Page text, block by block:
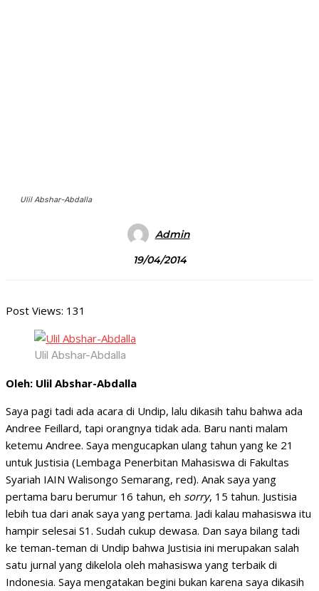
Ulil Abshar-Abdalla
Admin
19/04/2014
Post Views: 131
Ulil Abshar-Abdalla
Oleh: Ulil Abshar-Abdalla
Saya pagi tadi ada acara di Undip, lalu dikasih tahu bahwa ada
Andree Feillard, tapi orangnya tidak ada. Baru nanti malam
ketemu Andree. Saya mengucapkan ulang tahun yang ke 21
untuk Justisia (Lembaga Penerbitan Mahasiswa di Fakultas
Syariah IAIN Walisongo Semarang, red). Anak saya yang
pertama baru berumur 16 tahun, eh sorry, 15 tahun. Justisia
lebih tua dari anak saya yang pertama. Jadi kalau mahasiswa itu
hampir selesai S1. Sudah cukup dewasa. Dan saya bilang tadi
ke teman-teman di Undip bahwa Justisia ini merupakan salah
satu jurnal yang dikelola oleh mahasiswa yang terbaik di
Indonesia. Saya mengatakan begini bukan karena saya dikasih